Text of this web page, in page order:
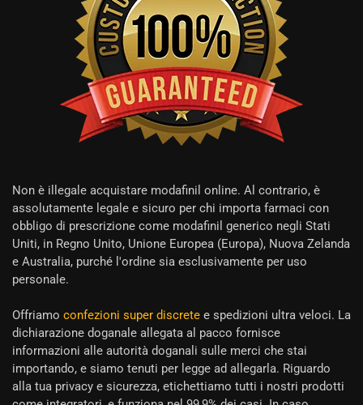
Non è illegale acquistare modafinil online. Al contrario, è
assolutamente legale e sicuro per chi importa farmaci con
obbligo di prescrizione come modafinil generico negli Stati
Uniti, in Regno Unito, Unione Europea (Europa), Nuova Zelanda
e Australia, purché l'ordine sia esclusivamente per uso
personale.
Offriamo confezioni super discrete e spedizioni ultra veloci. La
dichiarazione doganale allegata al pacco fornisce
informazioni alle autorità doganali sulle merci che stai
importando, e siamo tenuti per legge ad allegarla. Riguardo
alla tua privacy e sicurezza, etichettiamo tutti i nostri prodotti